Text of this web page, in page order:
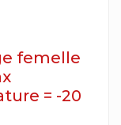
femelle
= -20